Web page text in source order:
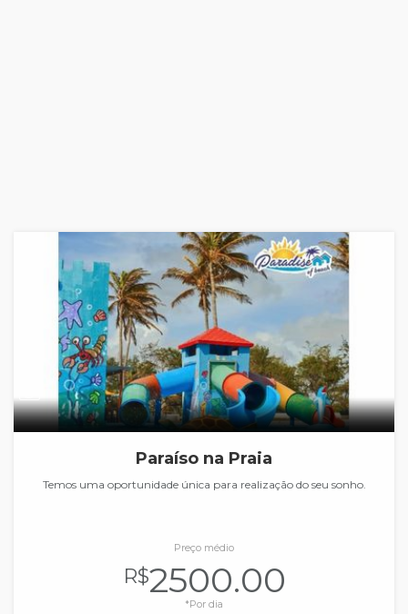
Paraíso na Praia
Temos uma oportunidade única para realização do seu sonho.
Preço médio
R$2500.00
*Por dia